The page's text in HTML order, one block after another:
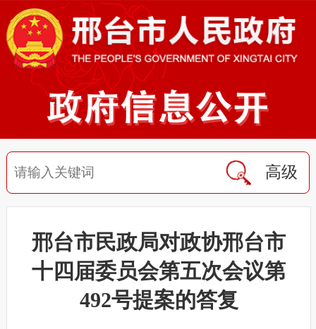
高级
邢台市民政局对政协邢台市
十四届委员会第五次会议第
492号提案的答复